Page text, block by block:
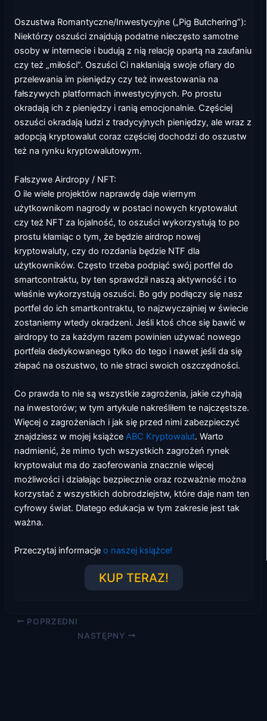
Oszustwa Romantyczne/Inwestycyjne („Pig Butchering”):
Niektórzy oszuści znajdują podatne nieczęsto samotne
osoby w internecie i budują z nią relację opartą na zaufaniu
czy też „miłości”. Oszuści Ci nakłaniają swoje ofiary do
przelewania im pieniędzy czy też inwestowania na
fałszywych platformach inwestycyjnych. Po prostu
okradają ich z pieniędzy i ranią emocjonalnie. Częściej
oszuści okradają ludzi z tradycyjnych pieniędzy, ale wraz z
adopcją kryptowalut coraz częściej dochodzi do oszustw
też na rynku kryptowalutowym.
Fałszywe Airdropy / NFT:
O ile wiele projektów naprawdę daje wiernym
użytkownikom nagrody w postaci nowych kryptowalut
czy też NFT za lojalność, to oszuści wykorzystują to po
prostu kłamiąc o tym, że będzie airdrop nowej
kryptowaluty, czy do rozdania będzie NTF dla
użytkowników. Często trzeba podpiąć swój portfel do
smartcontraktu, by ten sprawdził naszą aktywność i to
właśnie wykorzystują oszuści. Bo gdy podłączy się nasz
portfel do ich smartkontraktu, to najzwyczajniej w świecie
zostaniemy wtedy okradzeni. Jeśli ktoś chce się bawić w
airdropy to za każdym razem powinien używać nowego
portfela dedykowanego tylko do tego i nawet jeśli da się
złapać na oszustwo, to nie straci swoich oszczędności.
Co prawda to nie są wszystkie zagrożenia, jakie czyhają
na inwestorów; w tym artykule nakreśliłem te najczęstsze.
Więcej o zagrożeniach i jak się przed nimi zabezpieczyć
znajdziesz w mojej książceABC Kryptowalut. Warto
nadmienić, że mimo tych wszystkich zagrożeń rynek
kryptowalut ma do zaoferowania znacznie więcej
możliwości i działając bezpiecznie oraz rozważnie można
korzystać z wszystkich dobrodziejstw, które daje nam ten
cyfrowy świat. Dlatego edukacja w tym zakresie jest tak
ważna.
Przeczytaj informacjeo naszej książce!
KUP TERAZ!
POPRZEDNI
NASTĘPNY